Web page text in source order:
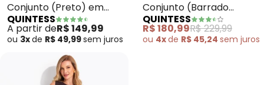
Conjunto (Preto) em
Malha Tricot Leve
QUINTESS
A partir deR$ 149,99
ou 3xde R$ 49,99sem juros
Conjunto (Barrado
Listras) em Malha de
Viscose
QUINTESS
R$ 180,99R$ 229,99
ou 4xde R$ 45,24 sem juros